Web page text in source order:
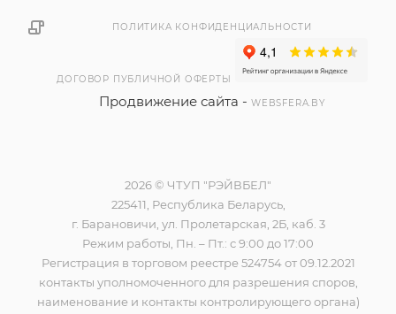
ПОЛИТИКА КОНФИДЕНЦИАЛЬНОСТИ
ДОГОВОР ПУБЛИЧНОЙ ОФЕРТЫ
Продвижение сайта -WEBSFERA.BY
2026 © ЧТУП "РЭЙВБЕЛ"
225411, Республика Беларусь,
г. Барановичи, ул. Пролетарская, 2Б, каб. 3
Режим работы, Пн. – Пт.: с 9:00 до 17:00
Регистрация в торговом реестре 524754 от 09.12.2021
контакты уполномоченного для разрешения споров,
наименование и контакты контролирующего органа)